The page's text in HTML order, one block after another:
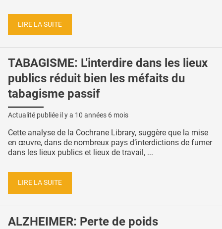
LIRE LA SUITE
TABAGISME: L'interdire dans les lieux
publics réduit bien les méfaits du
tabagisme passif
Actualité publiée il y a 10 années 6 mois
Cette analyse de la Cochrane Library, suggère que la mise
en œuvre, dans de nombreux pays d’interdictions de fumer
dans les lieux publics et lieux de travail, ...
LIRE LA SUITE
ALZHEIMER: Perte de poids